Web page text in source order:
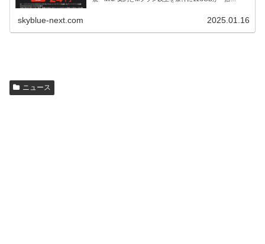
skyblue-next.com 2025.01.16
ニュース